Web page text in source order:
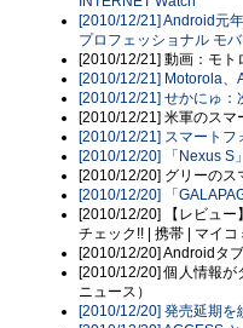
[2010/12/21] Android元
プロフェッショナル モ
[2010/12/21] 動画：モ
[2010/12/21] Motorola
[2010/12/21] せかにゅ
[2010/12/21] 米軍のス
[2010/12/21] スマート
[2010/12/20] 「Nexus S
[2010/12/20] グリーのス
[2010/12/20] 「
[2010/12/20] 【レビュ
チェック!! | 携帯 | マイ
[2010/12/20] Androidタ
[2010/12/20] 個人情報
ニュース）
[2010/12/20] 発売延期